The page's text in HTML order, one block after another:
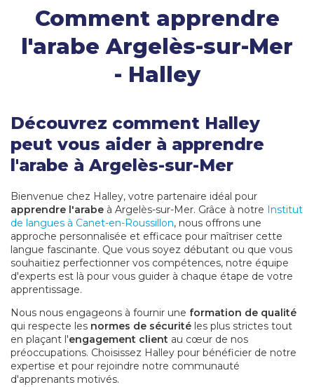
Comment apprendre
l'arabe Argelès-sur-Mer
- Halley
Découvrez comment Halley
peut vous aider à apprendre
l'arabe à Argelès-sur-Mer
Bienvenue chez Halley, votre partenaire idéal pour
apprendre l'arabe à Argelès-sur-Mer. Grâce à notre Institut
de langues à Canet-en-Roussillon, nous offrons une
approche personnalisée et efficace pour maîtriser cette
langue fascinante. Que vous soyez débutant ou que vous
souhaitiez perfectionner vos compétences, notre équipe
d'experts est là pour vous guider à chaque étape de votre
apprentissage.
Nous nous engageons à fournir une formation de qualité
qui respecte les normes de sécurité les plus strictes tout
en plaçant l'engagement client au cœur de nos
préoccupations. Choisissez Halley pour bénéficier de notre
expertise et pour rejoindre notre communauté
d'apprenants motivés.